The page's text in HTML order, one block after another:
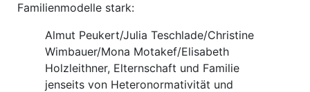
Familienmodelle stark:
Almut Peukert/Julia Teschlade/Christine
Wimbauer/Mona Motakef/Elisabeth
Holzleithner, Elternschaft und Familie
jenseits von Heteronormativität und